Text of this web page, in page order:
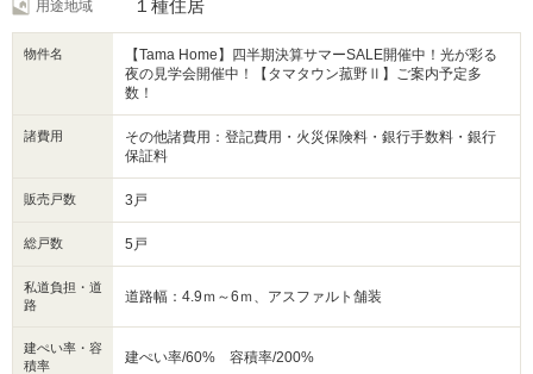
用途地域 １種住居
物件名
【Tama Home】四半期決算サマーSALE開催中！光が彩る
夜の見学会開催中！【タマタウン菰野Ⅱ】ご案内予定多
数！
諸費用
その他諸費用：登記費用・火災保険料・銀行手数料・銀行
保証料
販売戸数 3戸
総戸数 5戸
私道負担・道
路
道路幅：4.9ｍ～6ｍ、アスファルト舗装
建ぺい率・容
積率
建ぺい率/60% 容積率/200%